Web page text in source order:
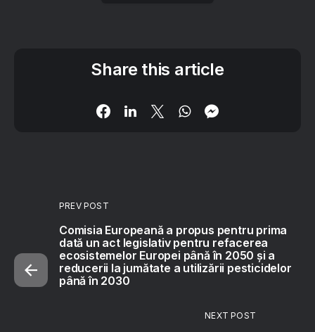
Share this article
PREV POST
Comisia Europeană a propus pentru prima
dată un act legislativ pentru refacerea
ecosistemelor Europei până în 2050 și a
reducerii la jumătate a utilizării pesticidelor
până în 2030
NEXT POST